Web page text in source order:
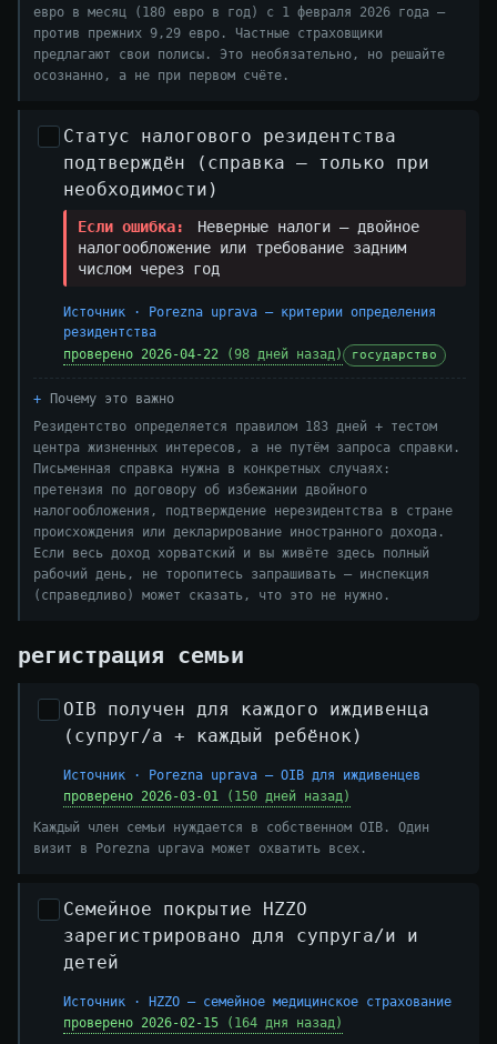
евро в месяц (180 евро в год) с 1 февраля 2026 года —
против прежних 9,29 евро. Частные страховщики
предлагают свои полисы. Это необязательно, но решайте
осознанно, а не при первом счёте.
Статус налогового резидентства
подтверждён (справка — только при
необходимости)
Если ошибка:
Неверные налоги — двойное
налогообложение или требование задним
числом через год
Источник · Porezna uprava — критерии определения
резидентства
проверено 2026-04-22 (98 дней назад) государство
Почему это важно
Резидентство определяется правилом 183 дней + тестом
центра жизненных интересов, а не путём запроса справки.
Письменная справка нужна в конкретных случаях:
претензия по договору об избежании двойного
налогообложения, подтверждение нерезидентства в стране
происхождения или декларирование иностранного дохода.
Если весь доход хорватский и вы живёте здесь полный
рабочий день, не торопитесь запрашивать — инспекция
(справедливо) может сказать, что это не нужно.
регистрация семьи
OIB получен для каждого иждивенца
(супруг/а + каждый ребёнок)
Источник · Porezna uprava — OIB для иждивенцев
проверено 2026-03-01 (150 дней назад)
Каждый член семьи нуждается в собственном OIB. Один
визит в Porezna uprava может охватить всех.
Семейное покрытие HZZO
зарегистрировано для супруга/и и
детей
Источник · HZZO — семейное медицинское страхование
проверено 2026-02-15 (164 дня назад)